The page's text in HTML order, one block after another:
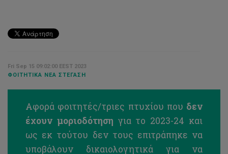
Fri Sep 15 09:02:00 EEST 2023
ΦΟΙΤΗΤΙΚΆ ΝΈΑ ΣΤΈΓΑΣΗ
Αφορά φοιτητές/τριες πτυχίου που δεν
έχουν μοριοδότηση για το 2023-24 και
ως εκ τούτου δεν τους επιτράπηκε να
υποβάλουν δικαιολογητικά για να